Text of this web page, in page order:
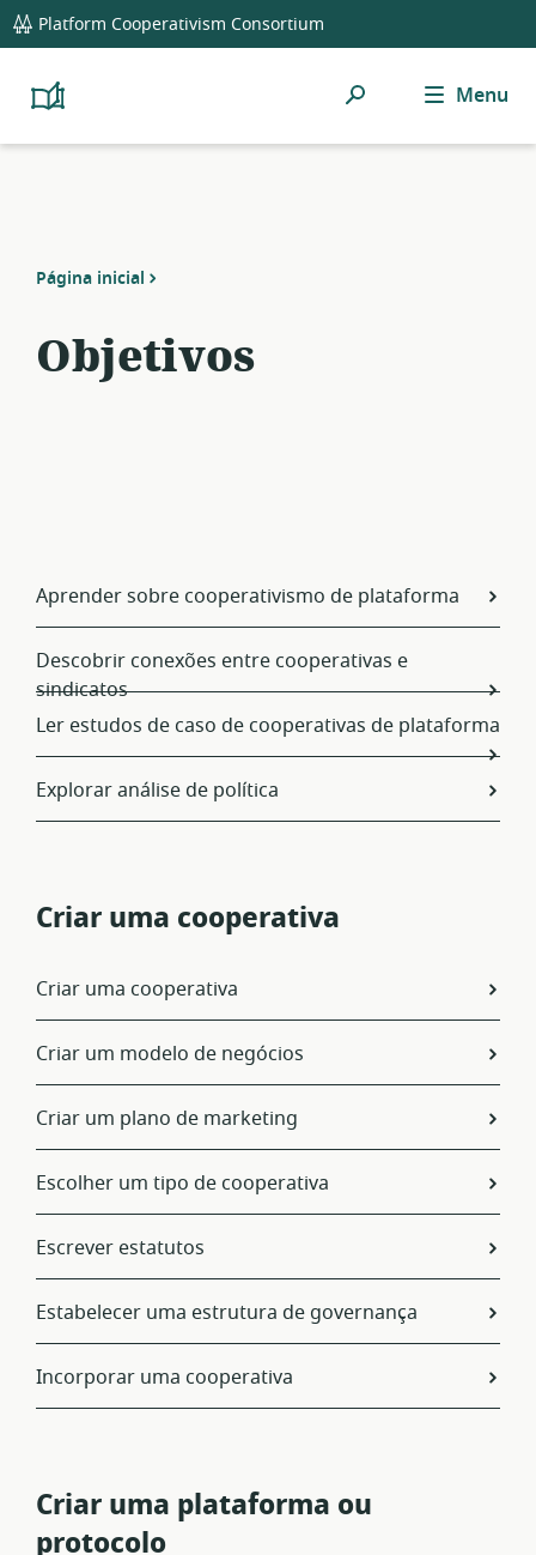
global
navigation
Platform Cooperativism Consortium
Platform
Resource
Pesquisar Menu
Página inicial
Objetivos
Aprender sobre cooperativismo de plataforma
Descobrir conexões entre cooperativas e
sindicatos
Ler estudos de caso de cooperativas de plataforma
Explorar análise de política
Criar uma cooperativa
Criar uma cooperativa
Criar um modelo de negócios
Criar um plano de marketing
Escolher um tipo de cooperativa
Escrever estatutos
Estabelecer uma estrutura de governança
Incorporar uma cooperativa
Criar uma plataforma ou
protocolo